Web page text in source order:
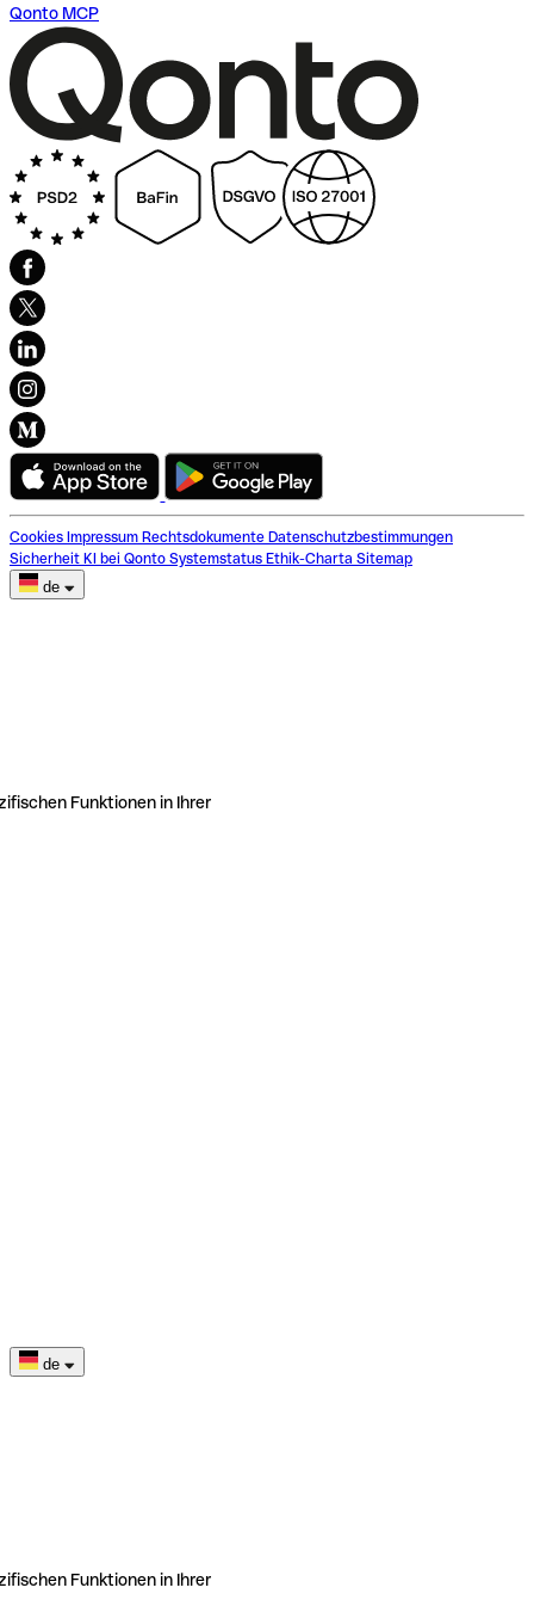
Qonto MCP
Cookies Impressum Rechtsdokumente Datenschutzbestimmungen
Sicherheit KI bei Qonto Systemstatus Ethik-Charta Sitemap
de
Funktionen in Ihrer
de
Funktionen in Ihrer